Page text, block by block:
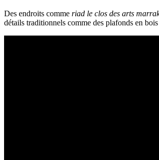
Des endroits comme riad le clos des arts
détails traditionnels comme des plafonds en bois